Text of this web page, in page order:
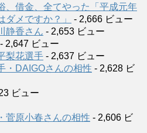
、借金、全てやった「平成元年
メですか？」
- 2,666 ビュー
静香さん - 2,653 ビュー
- 2,647 ビュー
梨花選手 - 2,637 ビュー
・DAIGOさんの相性 - 2,628 ビ
ビュー
菅原小春さんの相性 - 2,606 ビ